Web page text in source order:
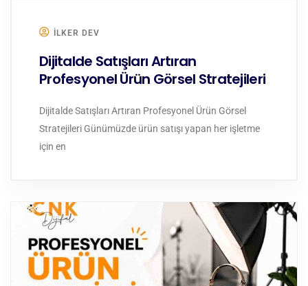
ILKER DEV
Dijitalde Satışları Artıran
Profesyonel Ürün Görsel Stratejileri
Dijitalde Satışları Artıran Profesyonel Ürün Görsel
Stratejileri Günümüzde ürün satışı yapan her işletme
için en